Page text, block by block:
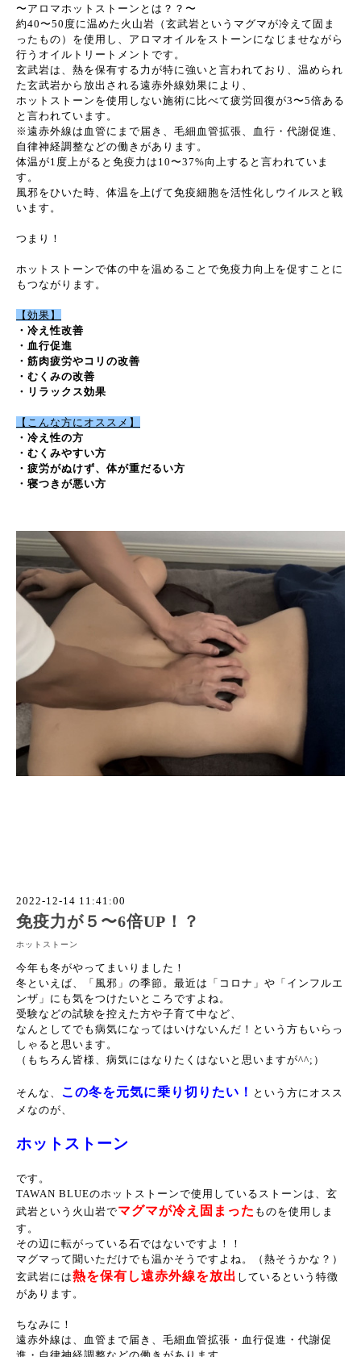
〜アロマホットストーンとは？？〜
約40〜50度に温めた火山岩（玄武岩というマグマが冷えて固ま
ったもの）を使用し、アロマオイルをストーンになじませながら
行うオイルトリートメントです。
玄武岩は、熱を保有する力が特に強いと言われており、温められ
た玄武岩から放出される遠赤外線効果により、
ホットストーンを使用しない施術に比べて疲労回復が3〜5倍ある
と言われています。
※遠赤外線は血管にまで届き、毛細血管拡張、血行・代謝促進、
自律神経調整などの働きがあります。
体温が1度上がると免疫力は10〜37%向上すると言われていま
す。
風邪をひいた時、体温を上げて免疫細胞を活性化しウイルスと戦
います。
つまり！
ホットストーンで体の中を温めることで免疫力向上を促すことに
もつながります。
【効果】
・冷え性改善
・血行促進
・筋肉疲労やコリの改善
・むくみの改善
・リラックス効果
【こんな方にオススメ】
・冷え性の方
・むくみやすい方
・疲労がぬけず、体が重だるい方
・寝つきが悪い方
2022-12-14 11:41:00
免疫力が５〜6倍UP！？
ホットストーン
今年も冬がやってまいりました！
冬といえば、「風邪」の季節。最近は「コロナ」や「インフルエ
ンザ」にも気をつけたいところですよね。
受験などの試験を控えた方や子育て中など、
なんとしてでも病気になってはいけないんだ！という方もいらっ
しゃると思います。
（もちろん皆様、病気にはなりたくはないと思いますが^^;）
そんな、 この冬を元気に乗り切りたい！ という方にオスス
メなのが、
ホットストーン
です。
TAWAN BLUEのホットストーンで使用しているストーンは、玄
武岩という火山岩でマグマが冷え固まった ものを使用しま
す。
その辺に転がっている石ではないですよ！！
マグマって聞いただけでも温かそうですよね。（熱そうかな？）
玄武岩には熱を保有し遠赤外線を放出 しているという特徴
があります。
ちなみに！
遠赤外線は、血管まで届き、毛細血管拡張・血行促進・代謝促